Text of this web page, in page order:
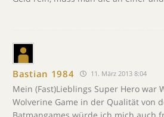
Bastian 1984 11. März 2013 8:04
Mein (Fast)Lieblings Super Hero war
Wolverine Game in der Qualität von